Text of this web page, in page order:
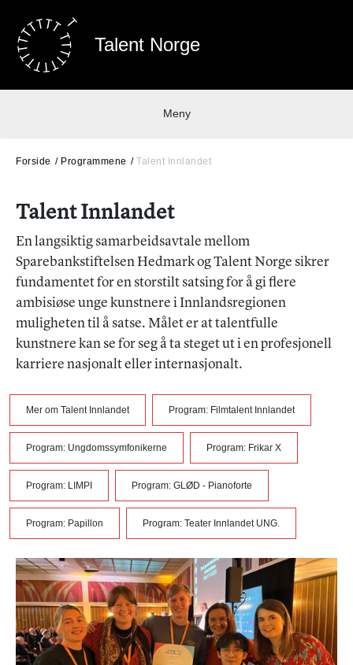
Talent Norge
Meny
Forside Programmene Talent Innlandet
Talent Innlandet
En langsiktig samarbeidsavtale mellom
Sparebankstiftelsen Hedmark og Talent Norge sikrer
fundamentet for en storstilt satsing for å gi flere
ambisiøse unge kunstnere i Innlandsregionen
muligheten til å satse. Målet er at talentfulle
kunstnere kan se for seg å ta steget ut i en profesjonell
karriere nasjonalt eller internasjonalt.
Mer om Talent Innlandet Program: Filmtalent Innlandet
Program: Ungdomssymfonikerne Program: Frikar X
Program: LIMPI Program: GLØD - Pianoforte
Program: Papillon Program: Teater Innlandet UNG.